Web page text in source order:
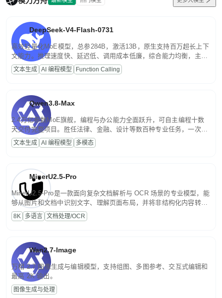
DeepSeek-V4-Flash-0731
高效轻量化MoE模型，总参284B，激活13B，原生支持百万超长上下
文能力。推理速度快、延迟低、调用成本低廉，综合能力均衡，主打
高并发、轻量化任务，适合日常对话、内容创作、基础 RAG、批量
文案处理等普惠刚需场景。
文本生成 AI 编程模型 Function Calling
Qwen3.8-Max
2.4万亿参数MoE旗舰，编程与办公能力全面跃升，可自主编程十数
天交付完整项目。胜任法律、金融、设计等数百种专业任务，一次对
话端到端交付生产级成果。原生视觉理解贯穿规划、执行与验证全流
程，支持超长文档与长视频的深度语义解析。长程任务中自主规划与
文本生成 AI 编程模型 多模态
MinerU2.5-Pro
MinerU2.5-Pro是一款面向复杂文档解析与 OCR 场景的专业模型，能
够从图片和文档中识别文字、理解页面布局，并将非结构化内容转换
为便于存储、检索和二次处理的结构化结果。
8K 多语言 文档处理/OCR
Wan2.7-Image
万相 2.7 图像生成与编辑模型，支持组图、多图参考、交互式编辑和
最高 2K 输出。
图像生成与处理